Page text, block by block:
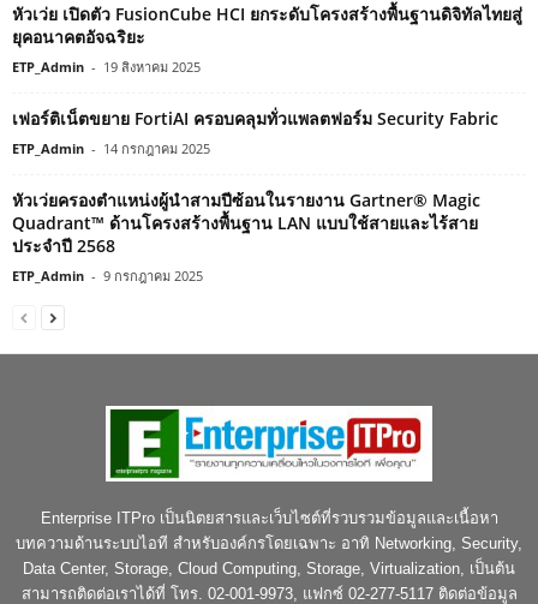
หัวเว่ย เปิดตัว FusionCube HCI ยกระดับโครงสร้างพื้นฐานดิจิทัลไทยสู่
ยุคอนาคตอัจฉริยะ
ETP_Admin - 19 สิงหาคม 2025
เฟอร์ติเน็ตขยาย FortiAI ครอบคลุมทั่วแพลตฟอร์ม Security Fabric
ETP_Admin - 14 กรกฎาคม 2025
หัวเว่ยครองตำแหน่งผู้นำสามปีซ้อนในรายงาน Gartner® Magic
Quadrant™ ด้านโครงสร้างพื้นฐาน LAN แบบใช้สายและไร้สาย
ประจำปี 2568
ETP_Admin - 9 กรกฎาคม 2025
Enterprise ITPro เป็นนิตยสารและเว็บไซต์ที่รวบรวมข้อมูลและเนื้อหา
บทความด้านระบบไอที สำหรับองค์กรโดยเฉพาะ อาทิ Networking, Security,
Data Center, Storage, Cloud Computing, Storage, Virtualization, เป็นต้น
สามารถติดต่อเราได้ที่ โทร. 02-001-9973, แฟกซ์ 02-277-5117 ติดต่อข้อมูล